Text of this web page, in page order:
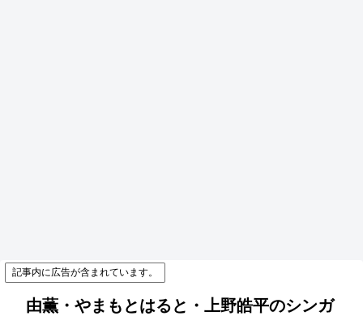
記事内に広告が含まれています。
由薫・やまもとはると・上野皓平のシンガ